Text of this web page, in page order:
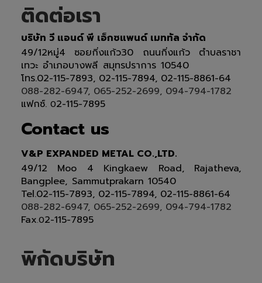
ติดต่อเรา
บริษัท วี แอนด์ พี เอ็กซแพนด์ เมททัล จำกัด
49/12หมู่4 ซอยกิ่งแก้ว30 ถนนกิ่งแก้ว ตำบลราชา
เทวะ อำเภอบางพลี สมุทรปราการ 10540
โทร.02-115-7893, 02-115-7894, 02-115-8861-64
088-282-6947, 065-252-2699, 094-794-1782
แฟกซ์. 02-115-7895
Contact us
V&P EXPANDED METAL CO.,LTD.
49/12 Moo 4 Kingkaew Road, Rajatheva,
Bangplee, Sammutprakarn 10540
Tel.02-115-7893, 02-115-7894, 02-115-8861-64
088-282-6947, 065-252-2699, 094-794-1782
Fax.02-115-7895
พิกัดบริษัท